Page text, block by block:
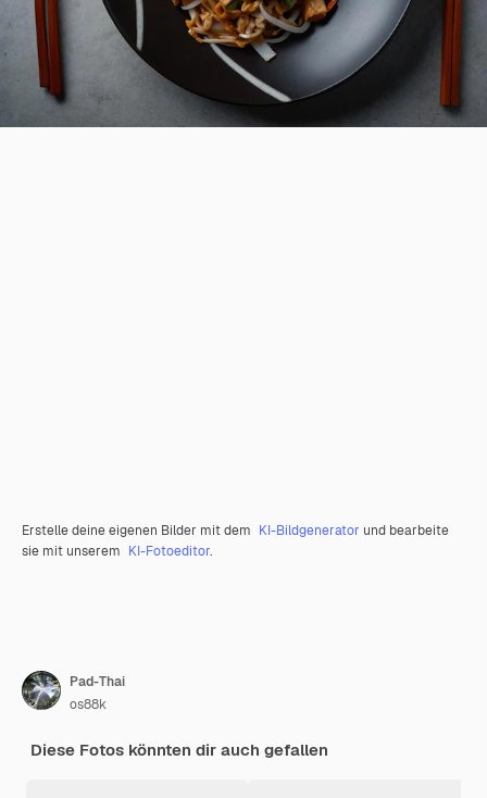
Erstelle deine eigenen Bilder mit dem KI-Bildgenerator und bearbeite
sie mit unserem KI-Fotoeditor.
Pad-Thai
os88k
Diese Fotos könnten dir auch gefallen